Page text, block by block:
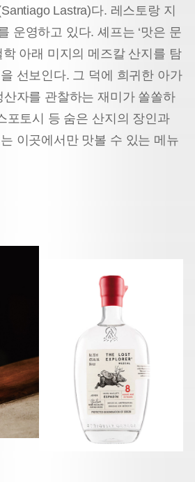
Lastra)다. 레스토랑 지
운영하고 있다. 셰프는 ‘맛은 문
학 아래 미지의 메즈칼 산지를 탐
선보인다. 그 덕에 희귀한 아가
자를 관찰하는 재미가 쏠쏠하
포토시 등 숨은 산지의 장인과
이곳에서만 맛볼 수 있는 메뉴